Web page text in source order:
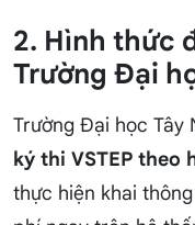
2. Hình thức
Trường Đại
Trường Đại học Tây
ký thi VSTEP theo
thực hiện khai